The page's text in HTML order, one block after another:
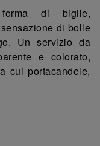
di biglie,
di bolle
Un servizio da
e colorato,
cui portacandele,